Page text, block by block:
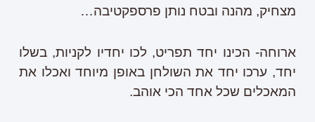
מצחיק, מהנה ובטח נותן פרספקטיבה…
ארוחה- הכינו יחד תפריט, לכו יחדיו לקניות, בשלו
יחד, ערכו יחד את השולחן באופן מיוחד ואכלו את
המאכלים שכל אחד הכי אוהב.